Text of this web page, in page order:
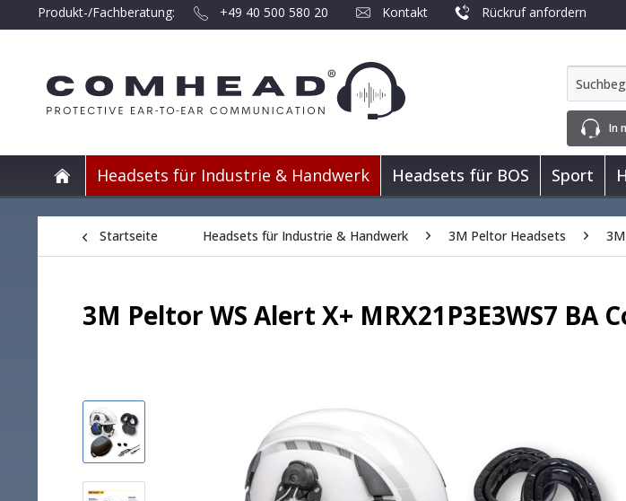
Produkt-/Fachberatung: +49 40 500 580 20 Kontakt Rückruf anfordern
In
Headsets für Industrie & Handwerk Headsets für BOS Sport
Startseite Headsets für Industrie & Handwerk 3M Peltor Headsets
3M Peltor WS Alert X+ MRX21P3E3WS7 BA